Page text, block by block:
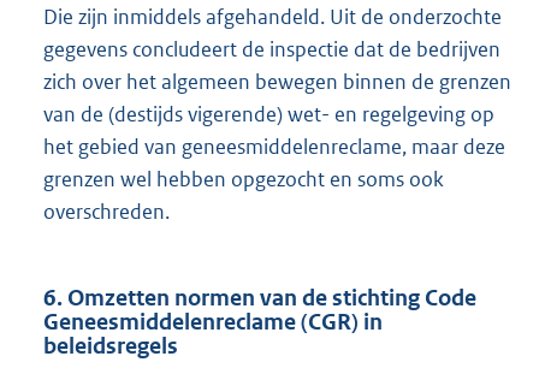
Die zijn inmiddels afgehandeld. Uit de onderzochte
gegevens concludeert de inspectie dat de bedrijven
zich over het algemeen bewegen binnen de grenzen
van de (destijds vigerende) wet- en regelgeving op
het gebied van geneesmiddelenreclame, maar deze
grenzen wel hebben opgezocht en soms ook
overschreden.
6. Omzetten normen van de stichting Code
Geneesmiddelenreclame (CGR) in
beleidsregels